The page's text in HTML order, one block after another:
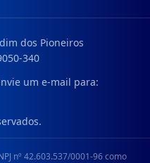
dos Pioneiros
340
um e-mail para:
nº 42.603.537/0001-96 como